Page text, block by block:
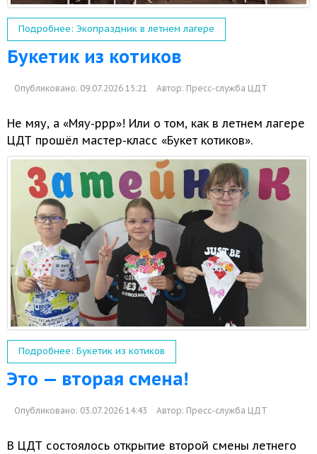
Подробнее: Экопраздник в летнем лагере
Букетик из котиков
Опубликовано: 09.07.2026 15:21 Автор: Пресс-служба ЦДТ
Не мяу, а «Мяу-ррр»! Или о том, как в летнем лагере
ЦДТ прошёл мастер-класс «Букет котиков».
Подробнее: Букетик из котиков
Это — вторая смена!
Опубликовано: 03.07.2026 14:43 Автор: Пресс-служба ЦДТ
В ЦДТ состоялось открытие второй смены летнего